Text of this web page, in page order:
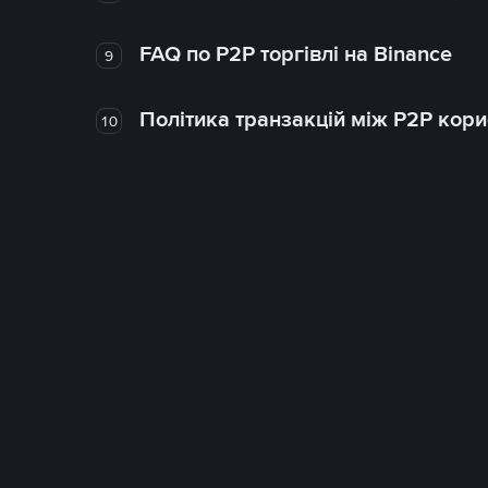
9 FAQ по P2P торгівлі на Binance
10 Політика транзакцій між P2P